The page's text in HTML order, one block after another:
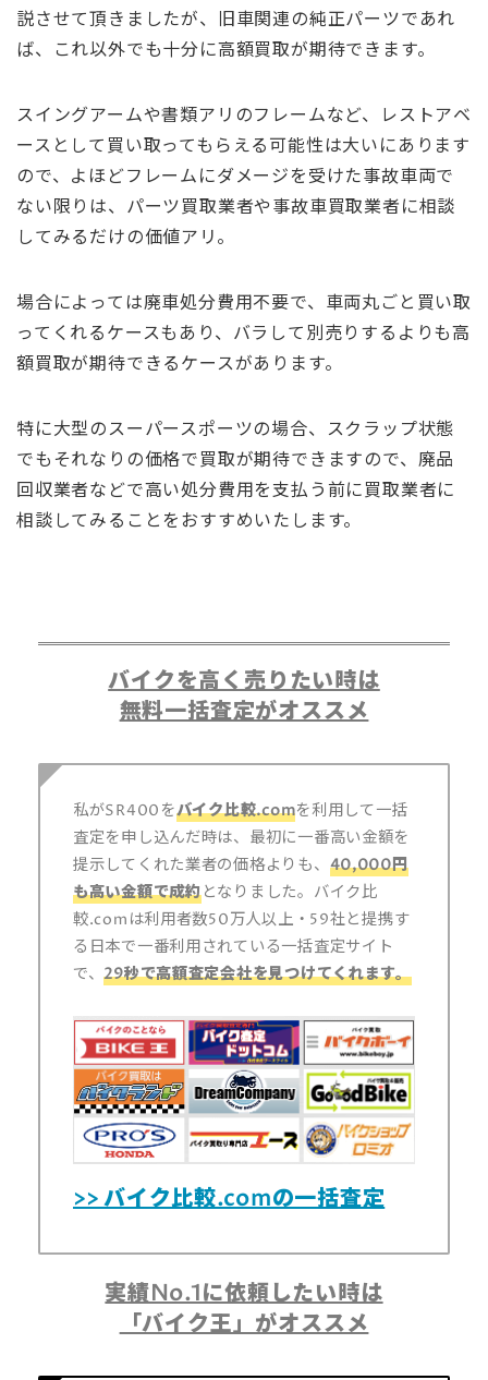
説させて頂きましたが、旧車関連の純正パーツであれ
ば、これ以外でも十分に高額買取が期待できます。
スイングアームや書類アリのフレームなど、レストアベ
ースとして買い取ってもらえる可能性は大いにあります
ので、よほどフレームにダメージを受けた事故車両で
ない限りは、パーツ買取業者や事故車買取業者に相談
してみるだけの価値アリ。
場合によっては廃車処分費用不要で、車両丸ごと買い取
ってくれるケースもあり、バラして別売りするよりも高
額買取が期待できるケースがあります。
特に大型のスーパースポーツの場合、スクラップ状態
でもそれなりの価格で買取が期待できますので、廃品
回収業者などで高い処分費用を支払う前に買取業者に
相談してみることをおすすめいたします。
バイクを高く売りたい時は
無料一括査定がオススメ
私がSR400をバイク比較.comを利用して一括
査定を申し込んだ時は、最初に一番高い金額を
提示してくれた業者の価格よりも、 40,000円
も高い金額で成約となりました。バイク比
較.comは利用者数50万人以上・59社と提携す
る日本で一番利用されている一括査定サイト
で、29秒で高額査定会社を見つけてくれます。
>> バイク比較.comの一括査定
実績No.1に依頼したい時は
「バイク王」がオススメ